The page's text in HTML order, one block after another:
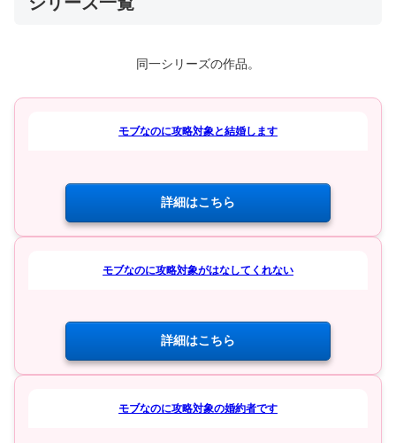
同一シリーズの作品。
モブなのに攻略対象と結婚します
詳細はこちら
モブなのに攻略対象がはなしてくれない
詳細はこちら
モブなのに攻略対象の婚約者です